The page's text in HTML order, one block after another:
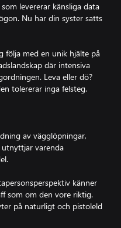
levererar känsliga data
Nu har din syster satts
följa med en unik hjälte på
där intensiva
Leva eller dö?
tolererar inga felsteg.
av vägglöpningar,
varenda
känner
som om den vore riktig.
på naturligt och pistoleld